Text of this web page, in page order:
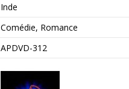
Inde
Comédie, Romance
APDVD-312